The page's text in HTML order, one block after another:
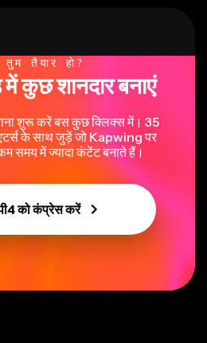
तुम तैयार हो?
कुछ शानदार बनाएं
शुरू करें बस कुछ क्लिक्स में। 35
के साथ जुड़ें जो Kapwing पर
समय में ज्यादा कंटेंट बनाते हैं।
को कंप्रेस करें